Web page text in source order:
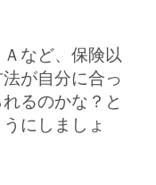
など、保険以
が自分に合っ
るのかな？と
にしましょ